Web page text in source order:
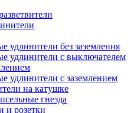
удлинители без заземления
удлинители с выключателем
удлинители с заземлением
на катушке
гнезда
и розетки